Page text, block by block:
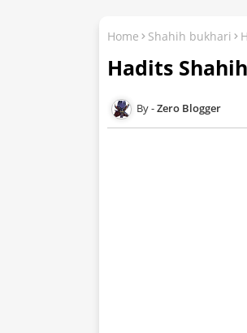
Home Shahih bukhari
Hadits
Zero Blogger